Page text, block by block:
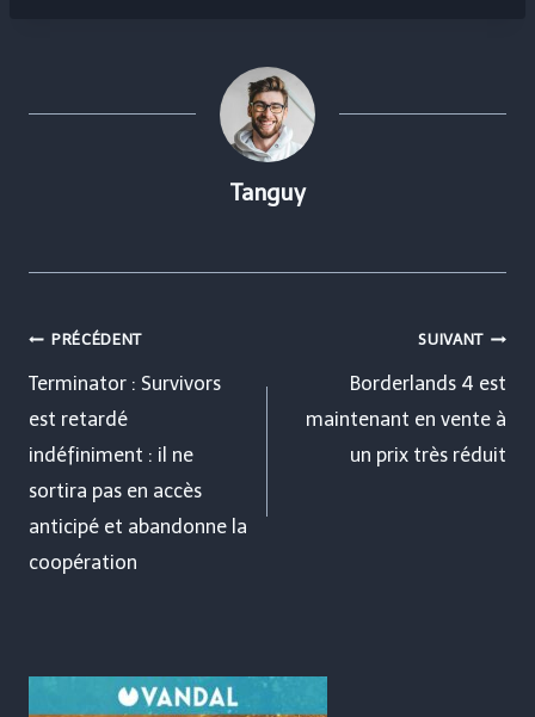
Tanguy
Navigation
de
l’article
PRÉCÉDENT
Terminator : Survivors
est retardé
indéfiniment : il ne
sortira pas en accès
anticipé et abandonne la
coopération
SUIVANT
Borderlands 4 est
maintenant en vente à
un prix très réduit